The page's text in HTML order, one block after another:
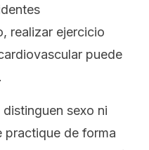
realizar ejercicio
puede
sexo ni
practique de forma